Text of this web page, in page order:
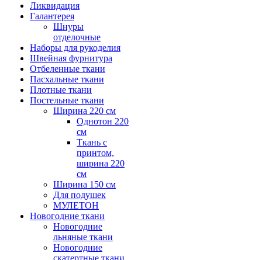
Ликвидация
Галантерея
Шнуры
отделочные
Наборы для рукоделия
Швейная фурнитура
Отбеленные ткани
Пасхальные ткани
Плотные ткани
Постельные ткани
Ширина 220 см
Однотон 220
см
Ткань с
принтом,
ширина 220
см
Ширина 150 см
Для подушек
МУЛЕТОН
Новогодние ткани
Новогодние
льняные ткани
Новогодние
скатертные ткани